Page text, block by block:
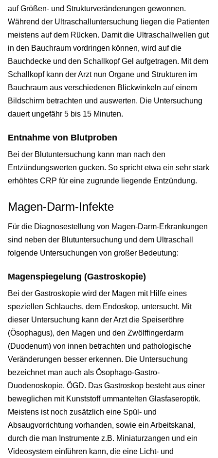
auf Größen- und Strukturveränderungen gewonnen.
Während der Ultraschalluntersuchung liegen die Patienten
meistens auf dem Rücken. Damit die Ultraschallwellen gut
in den Bauchraum vordringen können, wird auf die
Bauchdecke und den Schallkopf Gel aufgetragen. Mit dem
Schallkopf kann der Arzt nun Organe und Strukturen im
Bauchraum aus verschiedenen Blickwinkeln auf einem
Bildschirm betrachten und auswerten. Die Untersuchung
dauert ungefähr 5 bis 15 Minuten.
Entnahme von Blutproben
Bei der Blutuntersuchung kann man nach den
Entzündungswerten gucken. So spricht etwa ein sehr stark
erhöhtes CRP für eine zugrunde liegende Entzündung.
Magen-Darm-Infekte
Für die Diagnosestellung von Magen-Darm-Erkrankungen
sind neben der Blutuntersuchung und dem Ultraschall
folgende Untersuchungen von großer Bedeutung:
Magenspiegelung (Gastroskopie)
Bei der Gastroskopie wird der Magen mit Hilfe eines
speziellen Schlauchs, dem Endoskop, untersucht. Mit
dieser Untersuchung kann der Arzt die Speiseröhre
(Ösophagus), den Magen und den Zwölffingerdarm
(Duodenum) von innen betrachten und pathologische
Veränderungen besser erkennen. Die Untersuchung
bezeichnet man auch als Ösophago-Gastro-
Duodenoskopie, ÖGD. Das Gastroskop besteht aus einer
beweglichen mit Kunststoff ummantelten Glasfaseroptik.
Meistens ist noch zusätzlich eine Spül- und
Absaugvorrichtung vorhanden, sowie ein Arbeitskanal,
durch die man Instrumente z.B. Miniaturzangen und ein
Videosystem einführen kann, die eine Licht- und